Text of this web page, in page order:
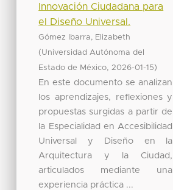
Innovación Ciudadana para
el Diseño Universal.
Gómez Ibarra, Elizabeth
(Universidad Autónoma del
Estado de México, 2026-01-15)
En este documento se analizan
los aprendizajes, reflexiones y
propuestas surgidas a partir de
la Especialidad en Accesibilidad
Universal y Diseño en la
Arquitectura y la Ciudad,
articulados mediante una
experiencia práctica ...